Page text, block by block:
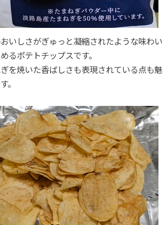
いしさがぎゅっと凝縮されたような味わい
るポテトチップスです。
を焼いた香ばしさも表現されている点も魅
。